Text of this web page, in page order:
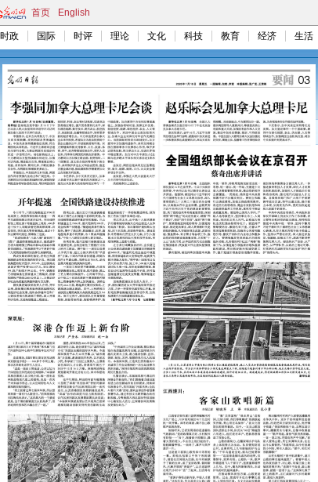
首页 English
时政 国际 时评 理论 文化 科技 教育 经济 生活